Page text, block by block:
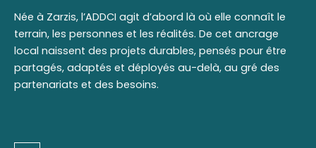
Née à Zarzis, l’ADDCI agit d’abord là où elle connaît le
terrain, les personnes et les réalités. De cet ancrage
local naissent des projets durables, pensés pour être
partagés, adaptés et déployés au-delà, au gré des
partenariats et des besoins.